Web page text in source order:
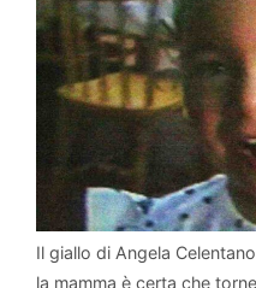
Il giallo di Angela
la mamma è certa che